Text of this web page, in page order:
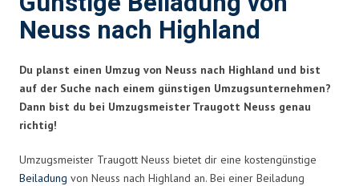
Neuss nach Highland
Du planst einen Umzug von Neuss nach Highland und bist
auf der Suche nach einem günstigen Umzugsunternehmen?
Dann bist du bei Umzugsmeister Traugott Neuss genau
richtig!
Umzugsmeister Traugott Neuss bietet dir eine kostengünstige
Beiladung von Neuss nach Highland an. Bei einer Beiladung